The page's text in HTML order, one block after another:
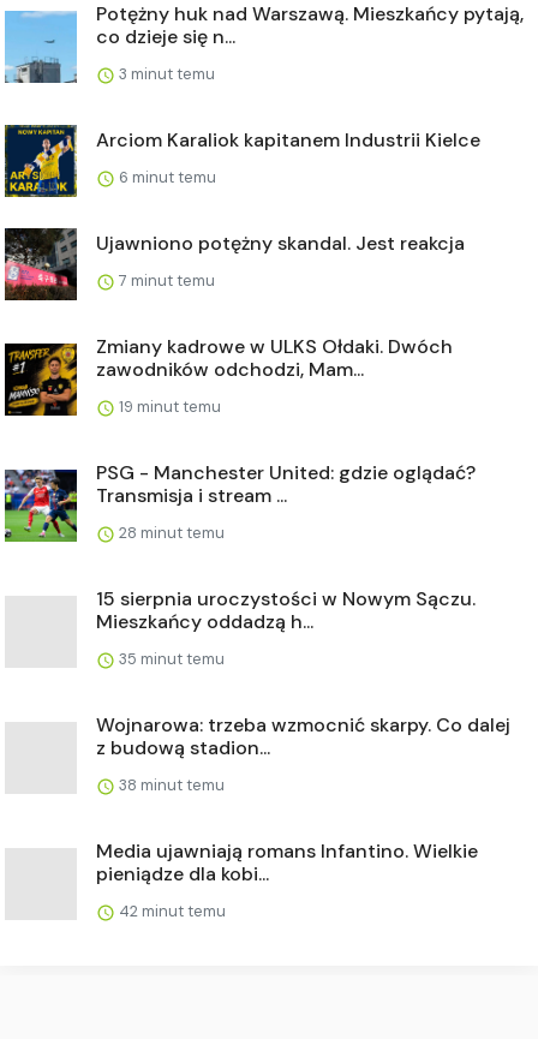
Potężny huk nad Warszawą. Mieszkańcy pytają,
co dzieje się n...
3 minut temu
Arciom Karaliok kapitanem Industrii Kielce
6 minut temu
Ujawniono potężny skandal. Jest reakcja
7 minut temu
Zmiany kadrowe w ULKS Ołdaki. Dwóch
zawodników odchodzi, Mam...
19 minut temu
PSG - Manchester United: gdzie oglądać?
Transmisja i stream ...
28 minut temu
15 sierpnia uroczystości w Nowym Sączu.
Mieszkańcy oddadzą h...
35 minut temu
Wojnarowa: trzeba wzmocnić skarpy. Co dalej
z budową stadion...
38 minut temu
Media ujawniają romans Infantino. Wielkie
pieniądze dla kobi...
42 minut temu